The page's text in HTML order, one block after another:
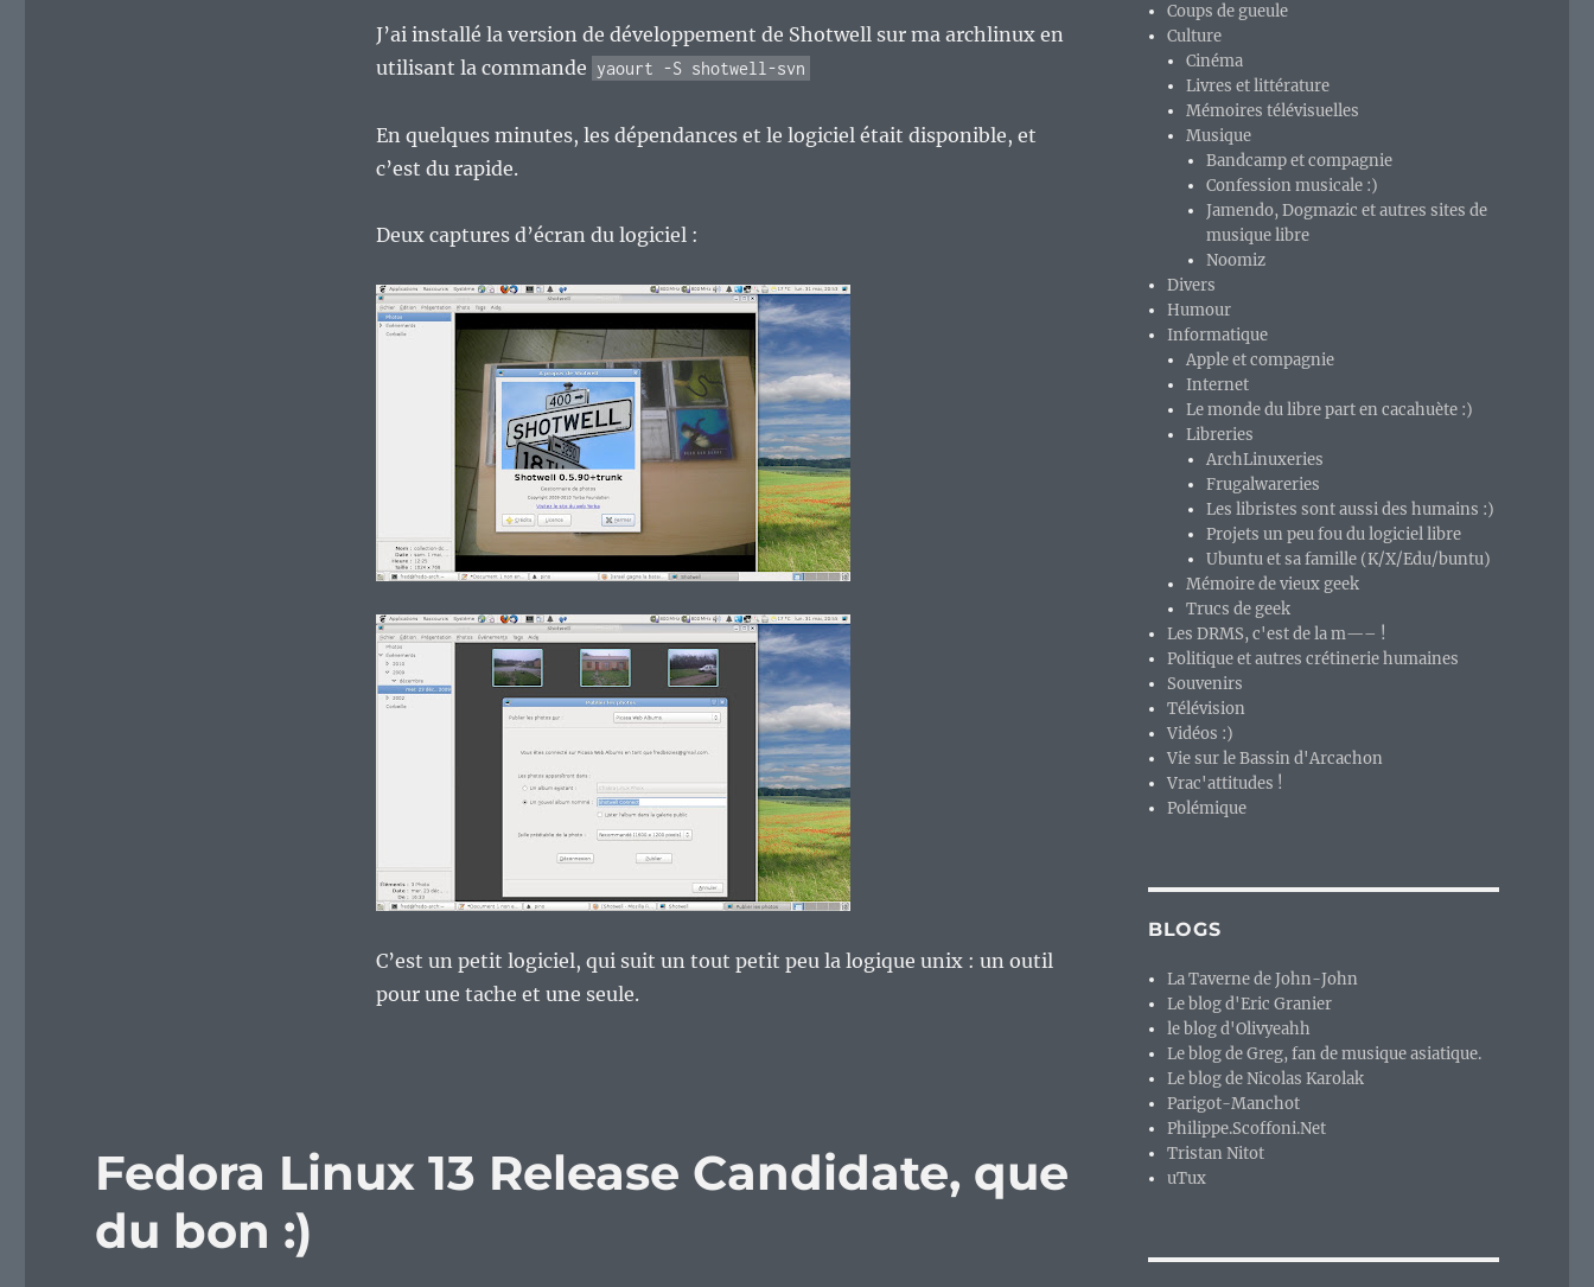
J’ai installé la version de développement de Shotwell sur ma archlinux en
utilisant la commande yaourt -S shotwell-svn
En quelques minutes, les dépendances et le logiciel était disponible, et
c’est du rapide.
Deux captures d’écran du logiciel :
C’est un petit logiciel, qui suit un tout petit peu la logique unix : un outil
pour une tache et une seule.
Fedora Linux 13 Release Candidate, que
du bon :)
Coups de gueule
Culture
Cinéma
Livres et littérature
Mémoires télévisuelles
Musique
Bandcamp et compagnie
Confession musicale :)
Jamendo, Dogmazic et autres sites de
musique libre
Noomiz
Divers
Humour
Informatique
Apple et compagnie
Internet
Le monde du libre part en cacahuète :)
Libreries
ArchLinuxeries
Frugalwareries
Les libristes sont aussi des humains :)
Projets un peu fou du logiciel libre
Ubuntu et sa famille (K/X/Edu/buntu)
Mémoire de vieux geek
Trucs de geek
Les DRMS, c'est de la m—– !
Politique et autres crétinerie humaines
Souvenirs
Télévision
Vidéos :)
Vie sur le Bassin d'Arcachon
Vrac'attitudes !
Polémique
BLOGS
La Taverne de John-John
Le blog d'Eric Granier
le blog d'Olivyeahh
Le blog de Greg, fan de musique asiatique.
Le blog de Nicolas Karolak
Parigot-Manchot
Philippe.Scoffoni.Net
Tristan Nitot
uTux